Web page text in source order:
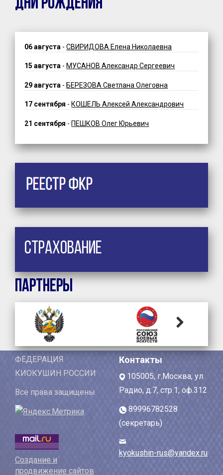
ДНИ РОЖДЕНИЯ
06 августа -СВИРИДОВА Елена Николаевна
15 августа - МУСАНОВ Александр Сергеевич
29 августа - БЕРЕЗОВА Светлана Олеговна
17 сентября - КОШЕЛЬ Алексей Александрович
21 сентября -ПЕШКОВ Олег Юрьевич
Страхование
Партнеры
ФЕДЕРАЦИЯ
КИОКУШИН РОССИИ
Все права защищены
Создание и
продвижение сайтов
Контакты
105005, г.Москва, ул.
Радио, д.7, стр.1, оф.312
89996782528
(секретарь)
kyokushin-rus@yandex.ru